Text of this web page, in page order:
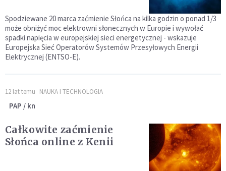
Spodziewane 20 marca zaćmienie Słońca na kilka godzin o ponad 1/3
może obniżyć moc elektrowni słonecznych w Europie i wywołać
spadki napięcia w europejskiej sieci energetycznej - wskazuje
Europejska Sieć Operatorów Systemów Przesyłowych Energii
Elektrycznej (ENTSO-E).
12 lat temu NAUKA I TECHNOLOGIA
PAP / kn
Całkowite zaćmienie
Słońca online z Kenii